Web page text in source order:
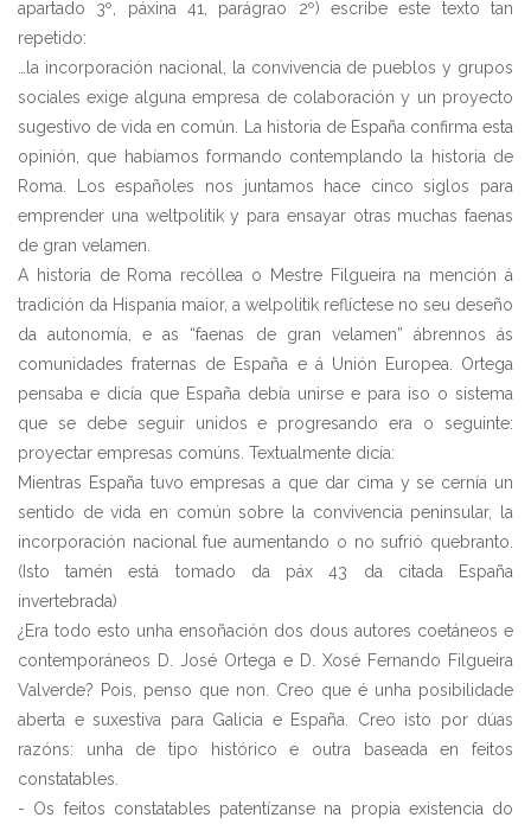
apartado 3º, páxina 41, parágrao 2º) escribe este texto tan
repetido:
…la incorporación nacional, la convivencia de pueblos y grupos
sociales exige alguna empresa de colaboración y un proyecto
sugestivo de vida en común. La historia de España confirma esta
opinión, que habíamos formando contemplando la historia de
Roma. Los españoles nos juntamos hace cinco siglos para
emprender una weltpolitik y para ensayar otras muchas faenas
de gran velamen.
A historia de Roma recóllea o Mestre Filgueira na mención á
tradición da Hispania maior, a welpolitik reflíctese no seu deseño
da autonomía, e as “faenas de gran velamen” ábrennos ás
comunidades fraternas de España e á Unión Europea. Ortega
pensaba e dicía que España debía unirse e para iso o sistema
que se debe seguir unidos e progresando era o seguinte:
proyectar empresas comúns. Textualmente dicía:
Mientras España tuvo empresas a que dar cima y se cernía un
sentido de vida en común sobre la convivencia peninsular, la
incorporación nacional fue aumentando o no sufrió quebranto.
(Isto tamén está tomado da páx 43 da citada España
invertebrada)
¿Era todo esto unha ensoñación dos dous autores coetáneos e
contemporáneos D. José Ortega e D. Xosé Fernando Filgueira
Valverde? Pois, penso que non. Creo que é unha posibilidade
aberta e suxestiva para Galicia e España. Creo isto por dúas
razóns: unha de tipo histórico e outra baseada en feitos
constatables.
- Os feitos constatables patentízanse na propia existencia do